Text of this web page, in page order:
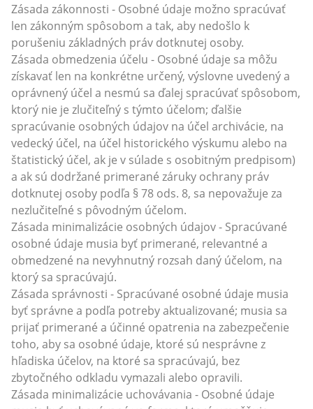
Zásada zákonnosti - Osobné údaje možno spracúvať
len zákonným spôsobom a tak, aby nedošlo k
porušeniu základných práv dotknutej osoby.
Zásada obmedzenia účelu - Osobné údaje sa môžu
získavať len na konkrétne určený, výslovne uvedený a
oprávnený účel a nesmú sa ďalej spracúvať spôsobom,
ktorý nie je zlučiteľný s týmto účelom; ďalšie
spracúvanie osobných údajov na účel archivácie, na
vedecký účel, na účel historického výskumu alebo na
štatistický účel, ak je v súlade s osobitným predpisom)
a ak sú dodržané primerané záruky ochrany práv
dotknutej osoby podľa § 78 ods. 8, sa nepovažuje za
nezlučiteľné s pôvodným účelom.
Zásada minimalizácie osobných údajov - Spracúvané
osobné údaje musia byť primerané, relevantné a
obmedzené na nevyhnutný rozsah daný účelom, na
ktorý sa spracúvajú.
Zásada správnosti - Spracúvané osobné údaje musia
byť správne a podľa potreby aktualizované; musia sa
prijať primerané a účinné opatrenia na zabezpečenie
toho, aby sa osobné údaje, ktoré sú nesprávne z
hľadiska účelov, na ktoré sa spracúvajú, bez
zbytočného odkladu vymazali alebo opravili.
Zásada minimalizácie uchovávania - Osobné údaje